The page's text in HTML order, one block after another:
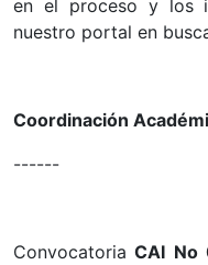
en el proceso y los
nuestro portal en
Coordinación
------
Convocatoria CAI No